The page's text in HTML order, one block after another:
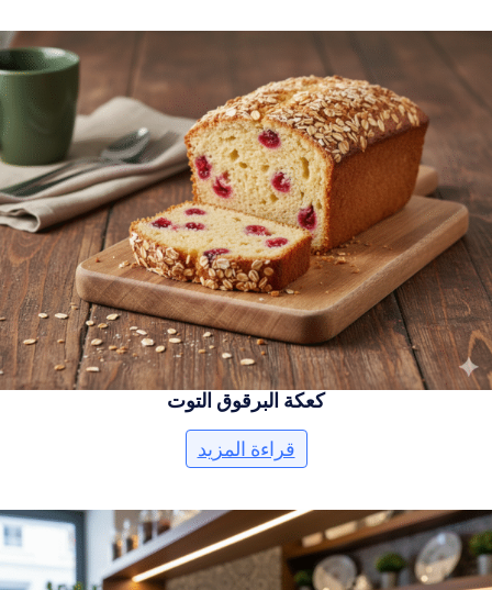
كعكة البرقوق التوت
قراءة المزيد